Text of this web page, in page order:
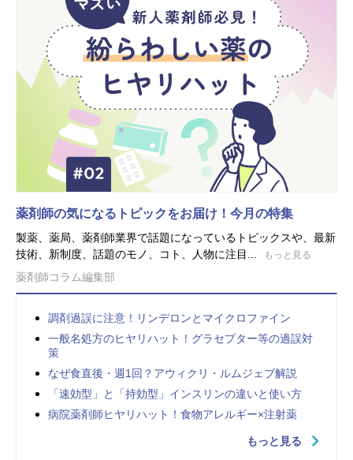
薬剤師の気になるトピックをお届け！今月の特集
製薬、薬局、薬剤師業界で話題になっているトピックスや、最新
技術、新制度、話題のモノ、コト、人物に注目...
もっと見る
薬剤師コラム編集部
調剤過誤に注意！リンデロンとマイクロファイン
一般名処方のヒヤリハット！グラセプター等の過誤対
策
なぜ食直後・週1回？アウィクリ・ルムジェブ解説
「速効型」と「持効型」インスリンの違いと使い方
病院薬剤師ヒヤリハット！食物アレルギー×注射薬
もっと見る